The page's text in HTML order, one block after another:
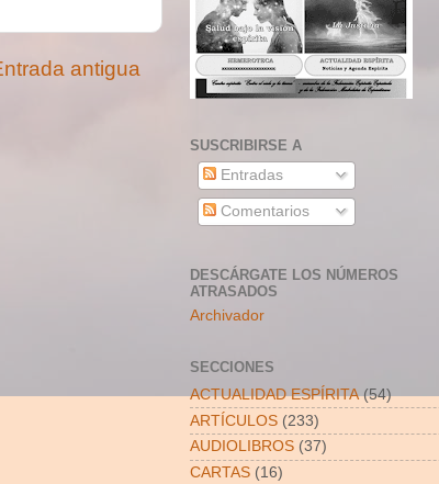
antigua
SUSCRIBIRSE A
Entradas
Comentarios
DESCÁRGATE LOS NÚMEROS
ATRASADOS
Archivador
SECCIONES
ACTUALIDAD ESPÍRITA (54)
ARTÍCULOS (233)
AUDIOLIBROS (37)
CARTAS (16)